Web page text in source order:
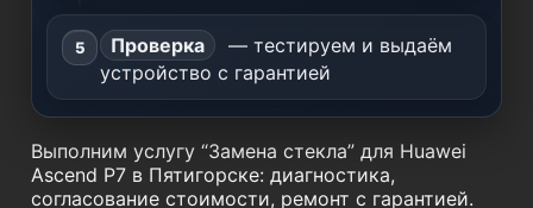
Проверка
— тестируем и выдаём
устройство с гарантией
Выполним услугу “Замена стекла” для Huawei
Ascend P7 в Пятигорске: диагностика,
согласование стоимости, ремонт с гарантией.